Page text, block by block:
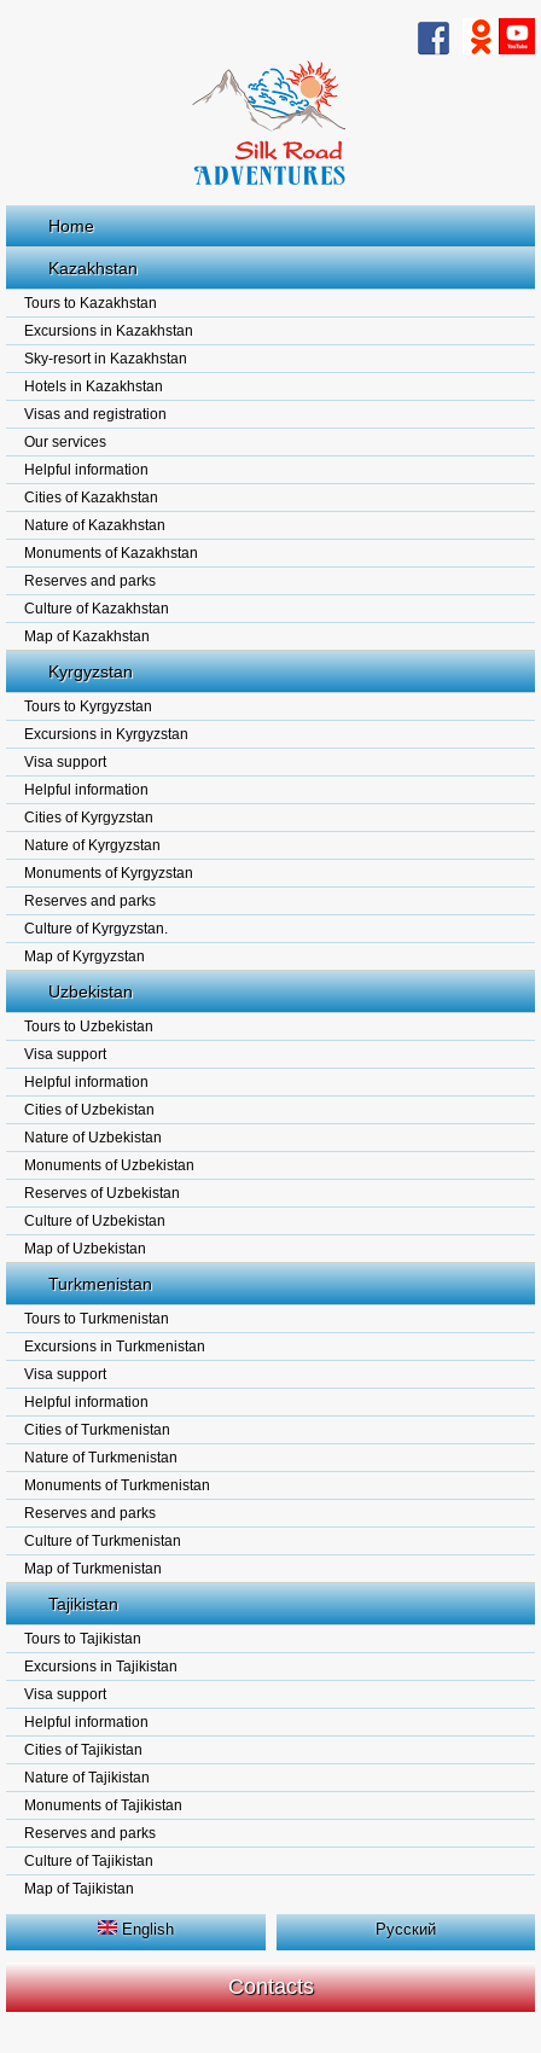
Home
Kazakhstan
Tours to Kazakhstan
Excursions in Kazakhstan
Sky-resort in Kazakhstan
Hotels in Kazakhstan
Visas and registration
Our services
Helpful information
Cities of Kazakhstan
Nature of Kazakhstan
Monuments of Kazakhstan
Reserves and parks
Culture of Kazakhstan
Map of Kazakhstan
Kyrgyzstan
Tours to Kyrgyzstan
Excursions in Kyrgyzstan
Visa support
Helpful information
Cities of Kyrgyzstan
Nature of Kyrgyzstan
Monuments of Kyrgyzstan
Reserves and parks
Culture of Kyrgyzstan.
Map of Kyrgyzstan
Uzbekistan
Tours to Uzbekistan
Visa support
Helpful information
Cities of Uzbekistan
Nature of Uzbekistan
Monuments of Uzbekistan
Reserves of Uzbekistan
Culture of Uzbekistan
Map of Uzbekistan
Turkmenistan
Tours to Turkmenistan
Excursions in Turkmenistan
Visa support
Helpful information
Cities of Turkmenistan
Nature of Turkmenistan
Monuments of Turkmenistan
Reserves and parks
Culture of Turkmenistan
Map of Turkmenistan
Tajikistan
Tours to Tajikistan
Excursions in Tajikistan
Visa support
Helpful information
Cities of Tajikistan
Nature of Tajikistan
Monuments of Tajikistan
Reserves and parks
Culture of Tajikistan
Map of Tajikistan
English Русский
Contacts